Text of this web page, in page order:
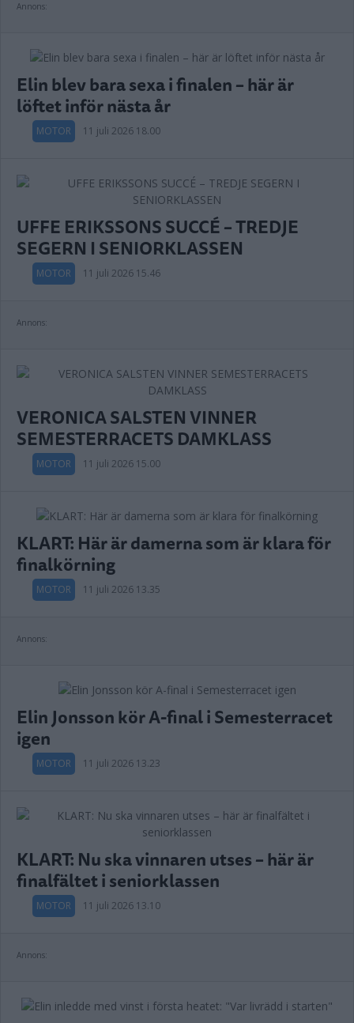
Annons:
Elin blev bara sexa i finalen – här är
löftet inför nästa år
MOTOR 11 juli 2026 18.00
UFFE ERIKSSONS SUCCÉ – TREDJE
SEGERN I SENIORKLASSEN
MOTOR 11 juli 2026 15.46
Annons:
VERONICA SALSTEN VINNER
SEMESTERRACETS DAMKLASS
MOTOR 11 juli 2026 15.00
KLART: Här är damerna som är klara för
finalkörning
MOTOR 11 juli 2026 13.35
Annons:
Elin Jonsson kör A-final i Semesterracet
igen
MOTOR 11 juli 2026 13.23
KLART: Nu ska vinnaren utses – här är
finalfältet i seniorklassen
MOTOR 11 juli 2026 13.10
Annons: